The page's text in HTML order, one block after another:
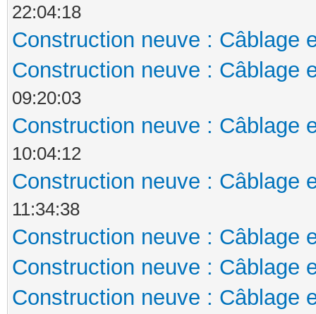
22:04:18
Construction neuve : Câblage
Construction neuve : Câblage
09:20:03
Construction neuve : Câblage
10:04:12
Construction neuve : Câblage
11:34:38
Construction neuve : Câblage
Construction neuve : Câblage
Construction neuve : Câblage